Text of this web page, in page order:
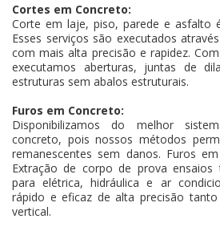
Cortes em Concreto:
Corte em laje, piso, parede e asfalto
Esses serviços são executados
com mais alta precisão e rapidez.
executamos aberturas, juntas de
estruturas sem abalos estruturais.
Furos em Concreto:
Disponibilizamos do melhor
concreto, pois nossos métodos
remanescentes sem danos. Furos
Extração de corpo de prova ensaios
para elétrica, hidráulica e ar
rápido e eficaz de alta precisão
vertical.